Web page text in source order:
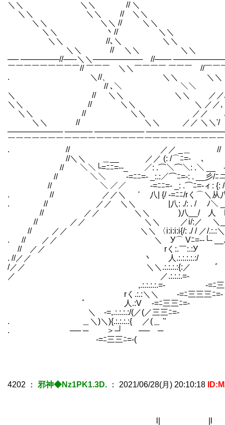
＼＼ ＼＼
＼＼ ＼＼ //
＼＼ ＼＼ //
＼＼ 丶//
＼＼ //､＼
＼＼ // ＼＼
── ───────//──‐＼＼───────── //───
￣￣￣￣￣￣￣￣￣// ￣￣￣ ＼＼￣￣￣￣ ￣￣￣ //￣
. ＼//、 ＼＼
// ､＼ ＼＼
＼ // ＼＼ ＼
＼＼ // ＼＼ ＼
＼＼ // ＼＼ ／
＼＼ // ＼＼ ／／
────────── ───── ─────────
￣￣￣￣￣￣￣￣￣￣￣￣￣￣￣￣￣￣￣￣￣￣￣￣￣
. // ／／ _＿ //
//＼＼ ＿__ ／／ (: /⌒ﾆ=-
// ＼＼└=ﾆﾆ=--_ ／: .⌒＼⌒＼: .
// ＼＼ ￣-=ﾆﾆ=- _:.:／⌒ﾆ=-: . __
// ＼ ／／ ￣-=ﾆﾆ=- _: .⌒ﾆ=-ィ: {: /{: .＼ﾆ
. // ／／＼ ' 八| {/ -=ﾆﾆ/rく⌒＼从八: .'
. // ／／ ＼＼ |八: ./: . / ﾉ＼ __
// ／／ ＼＼ )八__/ 人 L「i:i人}/
// ／／ ＼＼ ／i/:／ ＼_＼＼＼
// ／／ ＼＼ 〈i:i:i:i{/: ./ / ／/.:.:
. // ／／ ＼ У⌒ Vﾆ=--└‐
// ／／ rく:.￣:.:У {⌒:.:.:/ ／
. //／／ 丶 人.:.:.:.:.:/ 「.:.:.:.:{
/／／ ＼＼.:.:.:.:{:／ ﾞ ＼ -
／ ／.:.:.:.=- ＿)＼Lrヘ
,.:.:.:.:.=- -=ﾆ三三三三三
rく.:.:＼＼ -=ﾆ三三三ﾆ=-￣ ─(
ﾞ 人.:V -=ﾆ三三ﾆ=-
＼ -=,.:.:.:.:/(／(／三三ﾆ=-￣
. ＿＼)＼){.:.:.:.:{ ／(＿ '’
. ── ─ ＞‐┘ ── ─
￣-=ﾆ三三ﾆ=-( ￣￣
4202 ： 邪神◆Nz1PK1.3D. ： 2021/06/28(月) 20:10:18